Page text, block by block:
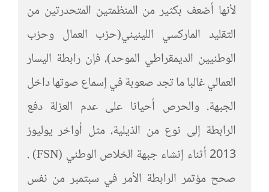
لأنها أضعف بكثير من المنظمتين المتحدرتين من
التقليد الماركسي اللينيني(حزب العمال وحزب
الوطنيين الديمقراطي الموحد)، فإن رابطة اليسار
العمالي غالبا ما تجد صعوبة في إسماع صوتها داخل
الجبهة. والحرص أحيانا على عدم العزلة دفع
الرابطة إلى نوع من الذيلية، مثل أواخر يوليوز
2013 أثناء إنشاء جبهة الخلاص الوطني (FSN) .
صحح مؤتمر الرابطة الأمر في سبتمبر من نفس